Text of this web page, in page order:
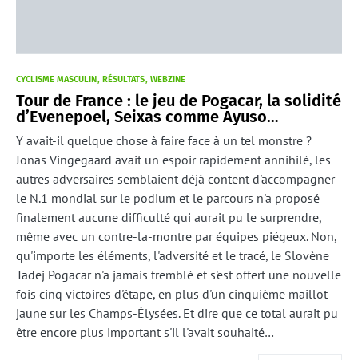
CYCLISME MASCULIN RÉSULTATS WEBZINE
Tour de France : le jeu de Pogacar, la solidité
d’Evenepoel, Seixas comme Ayuso…
Y avait-il quelque chose à faire face à un tel monstre ?
Jonas Vingegaard avait un espoir rapidement annihilé, les
autres adversaires semblaient déjà content d'accompagner
le N.1 mondial sur le podium et le parcours n'a proposé
finalement aucune difficulté qui aurait pu le surprendre,
même avec un contre-la-montre par équipes piégeux. Non,
qu'importe les éléments, l'adversité et le tracé, le Slovène
Tadej Pogacar n'a jamais tremblé et s'est offert une nouvelle
fois cinq victoires d'étape, en plus d'un cinquième maillot
jaune sur les Champs-Élysées. Et dire que ce total aurait pu
être encore plus important s'il l'avait souhaité…